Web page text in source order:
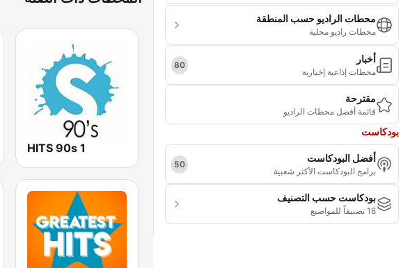
محطات الراديو حسب المنطقة
محطات راديو محلية
أخبار
محطات إذاعية إخبارية
80
مقترحة
قائمة أفضل محطات الراديو
بودكاست
أفضل البودكاست
برامج البودكاست الأكثر شعبية
50
بودكاست حسب التصنيف
18 تصنيفاً للمواضيع
1 HITS 90s